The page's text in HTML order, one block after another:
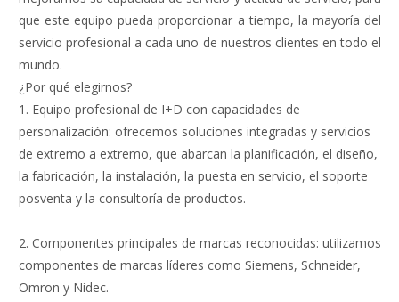
que este equipo pueda proporcionar a tiempo, la mayoría del
servicio profesional a cada uno de nuestros clientes en todo el
mundo.
¿Por qué elegirnos?
1. Equipo profesional de I+D con capacidades de
personalización: ofrecemos soluciones integradas y servicios
de extremo a extremo, que abarcan la planificación, el diseño,
la fabricación, la instalación, la puesta en servicio, el soporte
posventa y la consultoría de productos.
2. Componentes principales de marcas reconocidas: utilizamos
componentes de marcas líderes como Siemens, Schneider,
Omron y Nidec.